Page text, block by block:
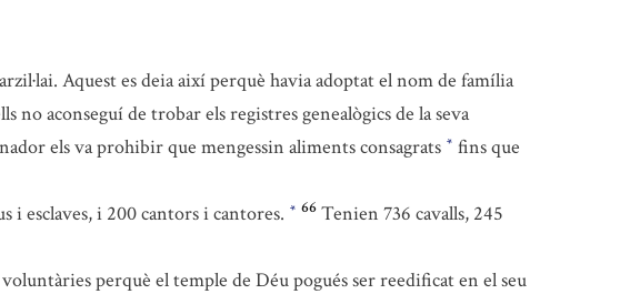
Aquest es deia així perquè havia adoptat el nom de família
no aconseguí de trobar els registres genealògics de la seva
els va prohibir que mengessin aliments consagrats * fins que
i esclaves, i 200 cantors i cantores. * 66 Tenien 736 cavalls, 245
perquè el temple de Déu pogués ser reedificat en el seu